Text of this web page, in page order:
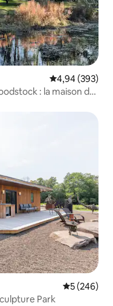
Évaluation
4,94 (393)
: la maison du
Évaluation
5 (246)
Park